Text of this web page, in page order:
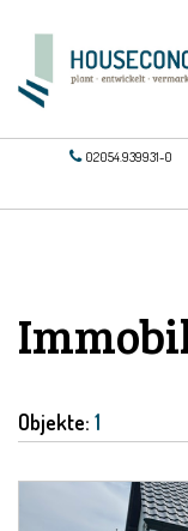
02054.939931-0
Objekte: 1